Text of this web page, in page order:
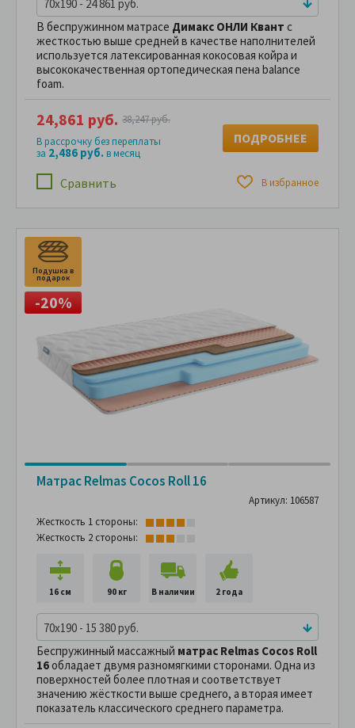
70x190 - 24 861 руб.
В беспружинном матрасе Димакс ОНЛИ Квант с
жесткостью выше средней в качестве наполнителей
используется латексированная кокосовая койра и
высококачественная ортопедическая пена balance
foam.
Сравнить В избранное
24,861 руб. 38,247 руб.
В рассрочку без переплаты
за 2,486 руб.в месяц
ПОДРОБНЕЕ
Подушка в
подарок
-20%
Матрас Relmas Cocos Roll 16
Артикул: 106587
Жесткость 1 стороны:
Жесткость 2 стороны:
16 см 90 кг В наличии 2 года
70x190 - 15 380 руб.
Беспружинный массажный матрас Relmas Cocos Roll
16обладает двумя разномягкими сторонами. Одна из
поверхностей более плотная и соответствует
значению жёсткости выше среднего, а вторая имеет
показатель классического среднего параметра.